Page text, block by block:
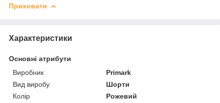
Приховати
Характеристики
Основні атрибути
Виробник
Primark
Вид виробу
Шорти
Колір
Рожевий